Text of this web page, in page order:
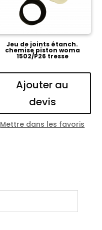
Jeu de joints étanch.
chemise piston woma
1502/P26 tresse
Ajouter au
devis
Mettre dans les favoris